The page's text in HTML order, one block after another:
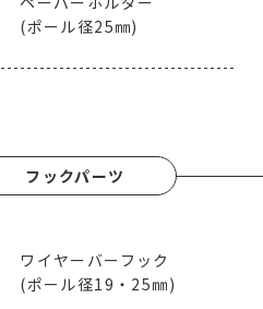
(ポール径25㎜)
フックパーツ
ワイヤーバーフック
(ポール径19・25㎜)